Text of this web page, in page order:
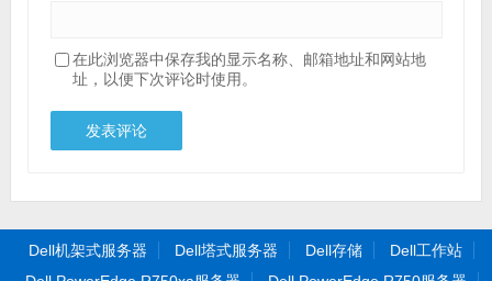
在此浏览器中保存我的显示名称、邮箱地址和网站地
址，以便下次评论时使用。
Dell机架式服务器 Dell塔式服务器 Dell存储
Dell工作站